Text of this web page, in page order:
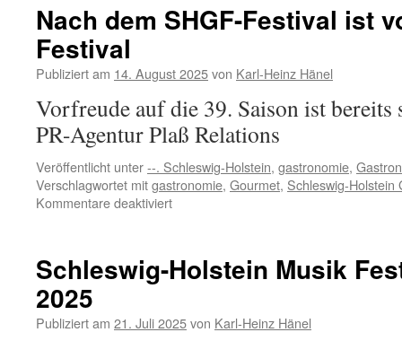
Nach dem SHGF-Festival ist
Festival
Publiziert am 14. August 2025von Karl-Heinz Hänel
Vorfreude auf die 39. Saison ist bereits
PR-Agentur Plaß Relations
Veröffentlicht unter--. Schleswig-Holstein, gastronomie,
Verschlagwortet mitgastronomie, Gourmet, Schleswig-Holstein
Kommentare deaktiviertfür
Festival
dem
Schleswig-Holstein Musik
2025
Publiziert am 21. Juli 2025von Karl-Heinz Hänel